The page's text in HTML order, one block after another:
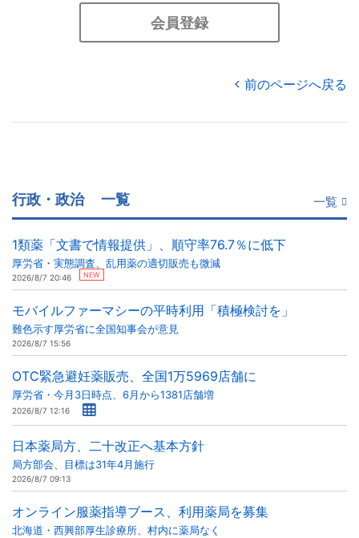
会員登録
前のページへ戻る
行政・政治 一覧 一覧
1類薬「文書で情報提供」、順守率76.7％に低下
厚労省・実態調査、乱用薬の適切販売も微減
2026/8/7 20:46 NEW
モバイルファーマシーの平時利用「積極検討を」
難色示す厚労省に全国知事会が意見
2026/8/7 15:56
OTC緊急避妊薬販売、全国1万5969店舗に
厚労省・今月3日時点、6月から1381店舗増
2026/8/7 12:16
日本薬局方、二十改正へ基本方針
局方部会、目標は31年4月施行
2026/8/7 09:13
オンライン服薬指導ブース、利用薬局を募集
北海道・西興部厚生診療所、村内に薬局なく